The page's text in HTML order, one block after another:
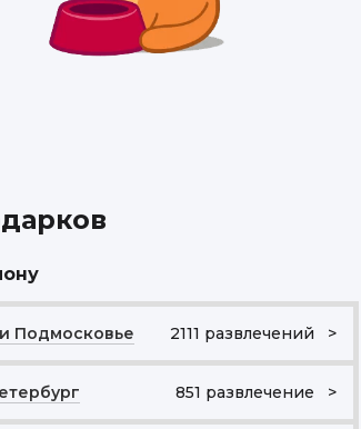
Подмосковье 2111 развлечений >
851 развлечение >